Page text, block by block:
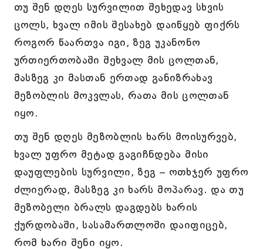
თუ შენ დღეს სურვილით შეხედავ სხვის
ცოლს, ხვალ იმის შესახებ დაიწყებ ფიქრს
როგორ წაართვა იგი, ზეგ უკანონო
ურთიერთობაში შეხვალ მის ცოლთან,
მასზეგ კი მასთან ერთად განიზრახავ
მეზობლის მოკვლას, რათა მის ცოლთან
იყო.
თუ შენ დღეს მეზობლის ხარს მოისურვებ,
ხვალ უფრო მეტად გაგიჩნდება მისი
დაუფლების სურვილი, ზეგ – ოთხჯერ უფრო
ძლიერად, მასზეგ კი ხარს მოპარავ. და თუ
მეზობელი ბრალს დაგდებს ხარის
ქურდობაში, სასამართლოში დაიფიცებ,
რომ ხარი შენი იყო.